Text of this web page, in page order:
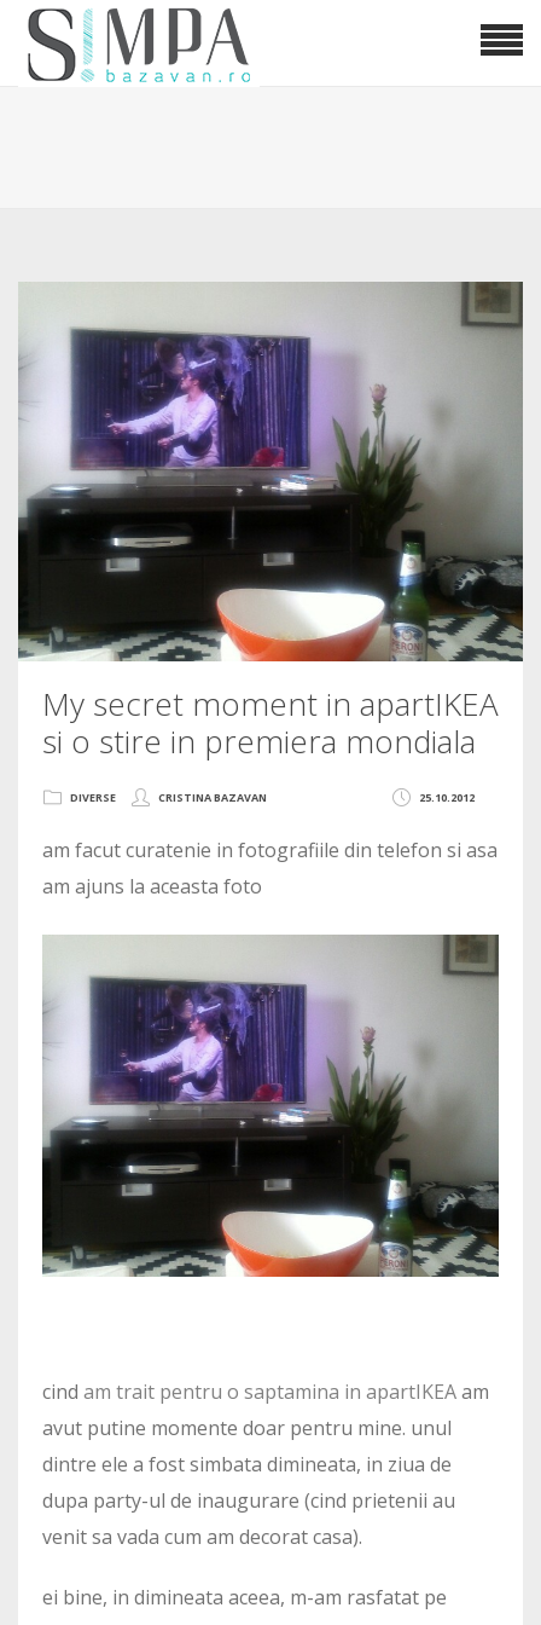
My secret moment in apartIKEA
si o stire in premiera mondiala
25.10.2012
DIVERSE CRISTINA BAZAVAN
am facut curatenie in fotografiile din telefon si asa
am ajuns la aceasta foto
cind am trait pentru o saptamina in apartIKEAam
avut putine momente doar pentru mine. unul
dintre ele a fost simbata dimineata, in ziua de
dupa party-ul de inaugurare (cind prietenii au
venit sa vada cum am decorat casa).
ei bine, in dimineata aceea, m-am rasfatat pe